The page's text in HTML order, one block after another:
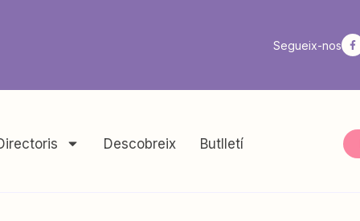
Segueix-nos
Descobreix Butlletí